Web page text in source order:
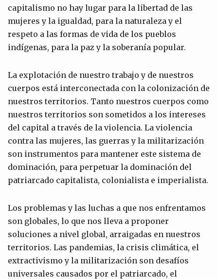
capitalismo no hay lugar para la libertad de las
mujeres y la igualdad, para la naturaleza y el
respeto a las formas de vida de los pueblos
indígenas, para la paz y la soberanía popular.
La explotación de nuestro trabajo y de nuestros
cuerpos está interconectada con la colonización de
nuestros territorios. Tanto nuestros cuerpos como
nuestros territorios son sometidos a los intereses
del capital a través de la violencia. La violencia
contra las mujeres, las guerras y la militarización
son instrumentos para mantener este sistema de
dominación, para perpetuar la dominación del
patriarcado capitalista, colonialista e imperialista.
Los problemas y las luchas a que nos enfrentamos
son globales, lo que nos lleva a proponer
soluciones a nivel global, arraigadas en nuestros
territorios. Las pandemias, la crisis climática, el
extractivismo y la militarización son desafíos
universales causados por el patriarcado, el